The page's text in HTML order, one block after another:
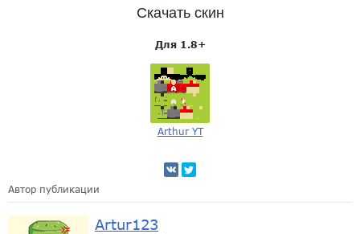
Скачать скин
Для 1.8+
Arthur YT
Автор публикации
Artur123